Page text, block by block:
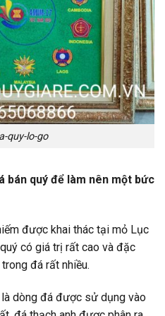
quy-lo-go
bán quý để làm nên một bức
được khai thác tại mỏ Lục
có giá trị rất cao và đặc
đá rất nhiều.
là dòng đá được sử dụng vào